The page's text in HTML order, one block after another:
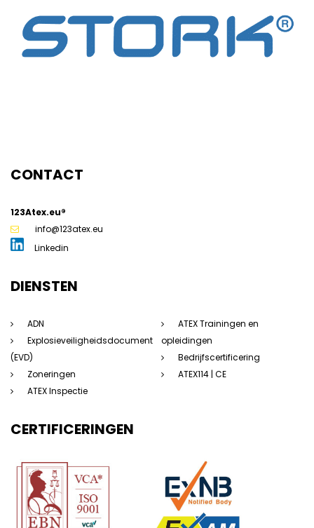
CONTACT
123Atex.eu®
info@123atex.eu
Linkedin
DIENSTEN
ADN
Explosieveiligheidsdocument
(EVD)
Zoneringen
ATEX Inspectie
ATEX Trainingen en
opleidingen
Bedrijfscertificering
ATEX114 | CE
CERTIFICERINGEN